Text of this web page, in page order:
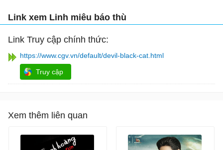
Link xem Linh miêu báo thù
Link Truy cập chính thức:
https://www.cgv.vn/default/devil-black-cat.html
Truy cập
Xem thêm liên quan